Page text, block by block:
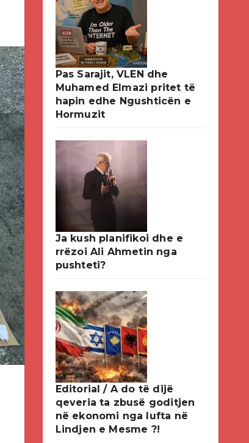
Pas Sarajit, VLEN dhe
Muhamed Elmazi pritet të
hapin edhe Ngushticën e
Hormuzit
Ja kush planifikoi dhe e
rrëzoi Ali Ahmetin nga
pushteti?
Editorial / A do të dijë
qeveria ta zbusë goditjen
në ekonomi nga lufta në
Lindjen e Mesme ?!